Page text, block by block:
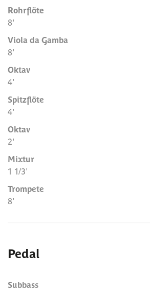
Rohrflöte
8'
Viola da Gamba
8'
Oktav
4'
Spitzflöte
4'
Oktav
2'
Mixtur
1 1/3'
Trompete
8'
Pedal
Subbass